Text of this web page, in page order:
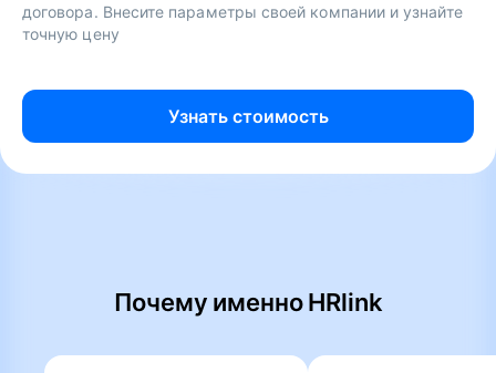
договора. Внесите параметры своей компании и узнайте
точную цену
Узнать стоимость
Почему именно HRlink